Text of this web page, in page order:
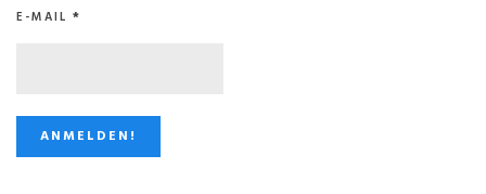
E-MAIL *